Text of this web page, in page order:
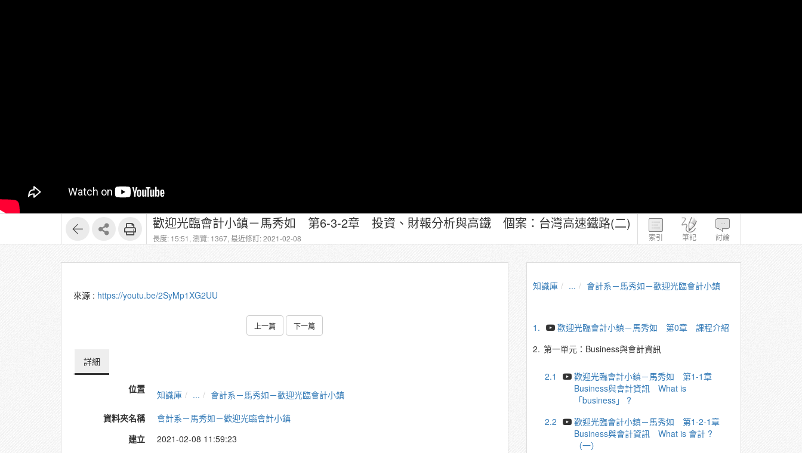
索引 筆記 討論
歡迎光臨會計小鎮－馬秀如 第6-3-2章 投資、財報分析與高鐵 個案：台灣高速鐵路(二)
長度: 15:51, 瀏覽: 1367, 最近修訂: 2021-02-08
來源 : https://youtu.be/2SyMp1XG2UU
上一篇 下一篇
詳細
位置 知識庫 ...
會計系－馬秀如－歡迎光臨會計小鎮
資料夾名稱
會計系－馬秀如－歡迎光臨會計小鎮
建立
2021-02-08 11:59:23
知識庫 ... 會計系－馬秀如－歡迎光臨會計小鎮
1.
歡迎光臨會計小鎮－馬秀如 第0章 課程介紹
2. 第一單元：Business與會計資訊
2.1
歡迎光臨會計小鎮－馬秀如 第1-1章
Business與會計資訊 What is
「business」 ?
2.2
歡迎光臨會計小鎮－馬秀如 第1-2-1章
Business與會計資訊 What is 會計 ?
（一）